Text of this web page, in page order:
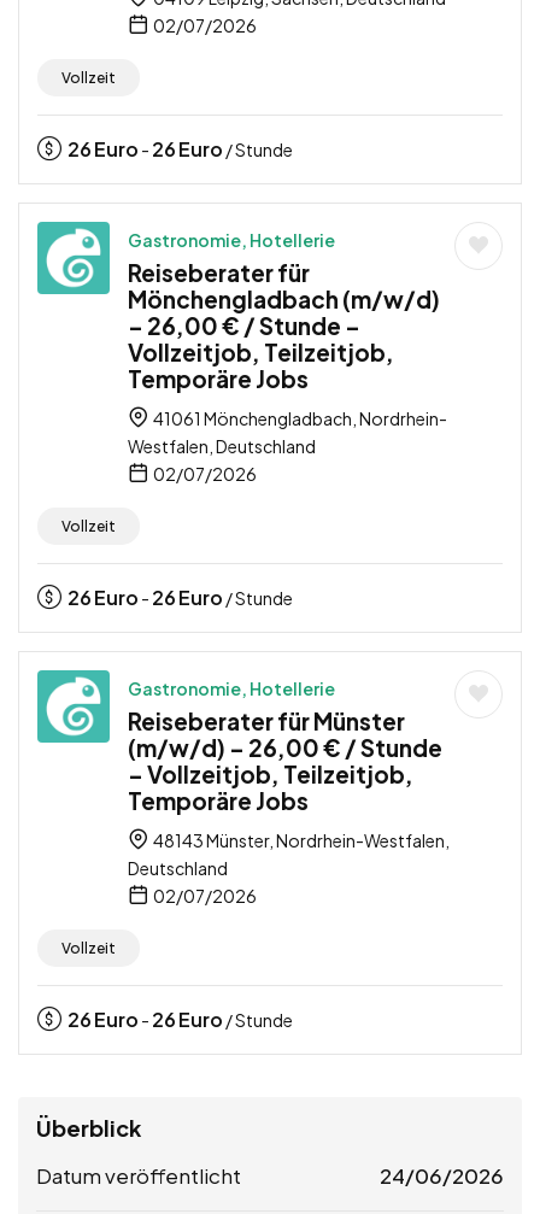
02/07/2026
Vollzeit
26Euro - 26Euro / Stunde
Gastronomie, Hotellerie
Reiseberater für
Mönchengladbach (m/w/d)
– 26,00 € / Stunde –
Vollzeitjob, Teilzeitjob,
Temporäre Jobs
41061 Mönchengladbach, Nordrhein-
Westfalen, Deutschland
02/07/2026
Vollzeit
26Euro - 26Euro / Stunde
Gastronomie, Hotellerie
Reiseberater für Münster
(m/w/d) – 26,00 € / Stunde
– Vollzeitjob, Teilzeitjob,
Temporäre Jobs
48143 Münster, Nordrhein-Westfalen,
Deutschland
02/07/2026
Vollzeit
26Euro - 26Euro / Stunde
Überblick
Datum veröffentlicht 24/06/2026